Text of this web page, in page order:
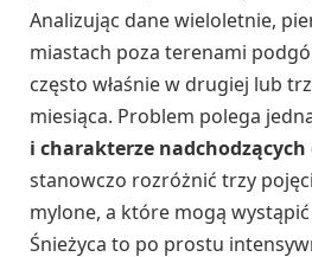
Analizując dane wieloletnie,
miastach poza terenami
często właśnie w drugiej lub
miesiąca. Problem polega
i charakterze
stanowczo rozróżnić trzy
mylone, a które mogą
Śnieżyca to po prostu